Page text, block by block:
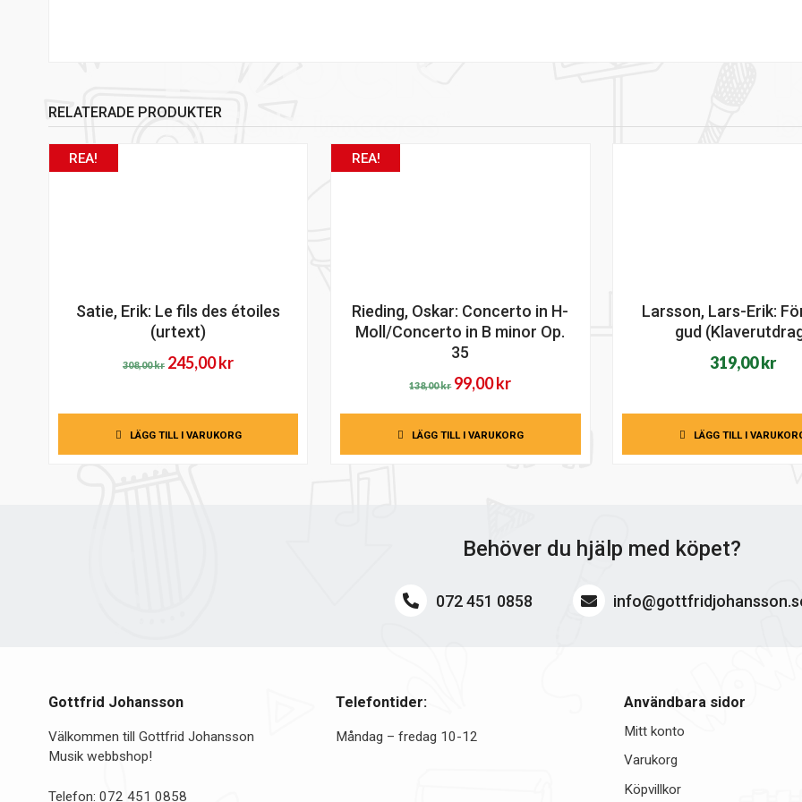
RELATERADE PRODUKTER
REA!
Satie, Erik: Le fils des étoiles
(urtext)
308,00kr Det
priset
var:
308,00 kr.
245,00krDet
priset
är:
245,00 kr.
LÄGG TILL I VARUKORG
REA!
Rieding, Oskar: Concerto in H-
Moll/Concerto in B minor Op.
35
138,00kr Det
priset
var:
99,00krDet
priset
är:
LÄGG TILL I VARUKORG
Larsson, Lars-Erik:
gud
319,00kr
LÄGG TILL I
Behöver du hjälp med köpet?
072 451 0858
Gottfrid Johansson
Välkommen till Gottfrid Johansson
Musik webbshop!
Telefon: 072 451 0858
Telefontider:
Måndag – fredag 10-12
Användbara sidor
Mitt konto
Varukorg
Köpvillkor